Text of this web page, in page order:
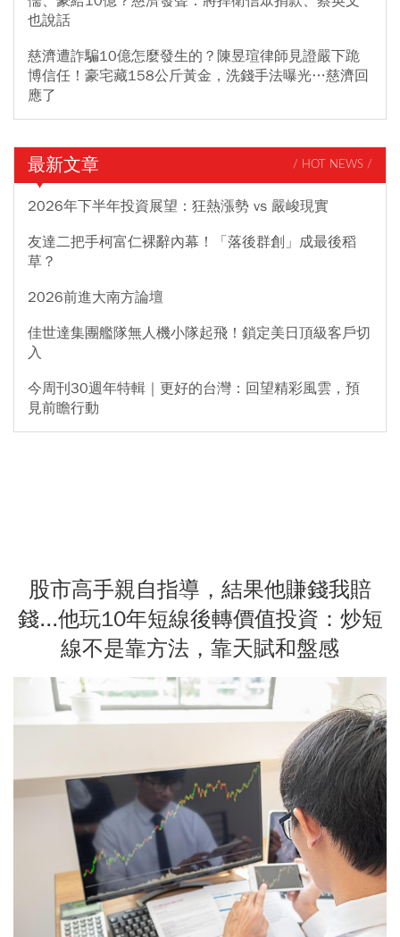
也說話
慈濟遭詐騙10億怎麼發生的？陳昱瑄律師見證嚴下跪
博信任！豪宅藏158公斤黃金，洗錢手法曝光…慈濟回
應了
最新文章 / HOT NEWS /
2026年下半年投資展望：狂熱漲勢 vs 嚴峻現實
友達二把手柯富仁裸辭內幕！「落後群創」成最後稻
草？
2026前進大南方論壇
佳世達集團艦隊無人機小隊起飛！鎖定美日頂級客戶切
入
今周刊30週年特輯｜更好的台灣：回望精彩風雲，預
見前瞻行動
股市高手親自指導，結果他賺錢我賠
錢...他玩10年短線後轉價值投資：炒短
線不是靠方法，靠天賦和盤感